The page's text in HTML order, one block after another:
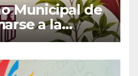
Municipal de
a la
de